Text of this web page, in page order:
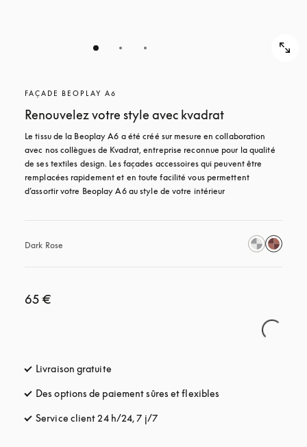
FAÇADE BEOPLAY A6
Renouvelez votre style avec kvadrat
Le tissu de la Beoplay A6 a été créé sur mesure en collaboration
avec nos collègues de Kvadrat, entreprise reconnue pour la qualité
de ses textiles design. Les façades accessoires qui peuvent être
remplacées rapidement et en toute facilité vous permettent
d’assortir votre Beoplay A6 au style de votre intérieur
Dark Rose
65 €
Livraison gratuite
Des options de paiement sûres et flexibles
Service client 24 h/24, 7 j/7s’ouvre dans un nouvel onglet